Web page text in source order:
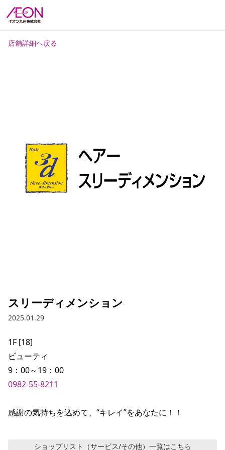
店舗詳細へ戻る
スリーディメンション
2025.01.29
1F [18]
ビューティ
0982-55-8211
感謝の気持ちを込めて、“キレイ”をあなたに！！
ショップリスト（サービス/その他） 一覧はこちら